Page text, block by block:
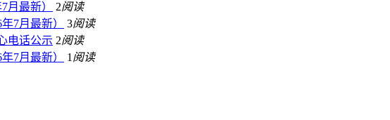
月最新）
2阅读
7月最新）
3阅读
电话公示 2阅读
7月最新）
1 阅读